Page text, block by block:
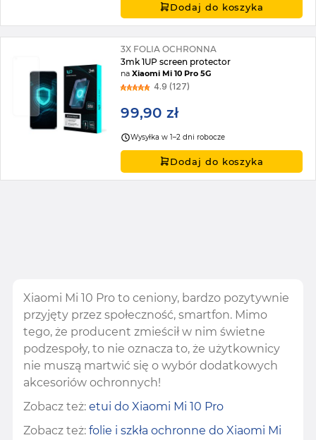
Dodaj do koszyka
3X FOLIA OCHRONNA
3mk 1UP screen protector
naXiaomi Mi 10 Pro 5G
4.9 (127)
99,90 zł
Wysyłka w 1–2 dni robocze
Dodaj do koszyka
Xiaomi Mi 10 Pro to ceniony, bardzo pozytywnie
przyjęty przez społeczność, smartfon. Mimo
tego, że producent zmieścił w nim świetne
podzespoły, to nie oznacza to, że użytkownicy
nie muszą martwić się o wybór dodatkowych
akcesoriów ochronnych!
Zobacz też: etui do Xiaomi Mi 10 Pro
Zobacz też: folie i szkła ochronne do Xiaomi Mi